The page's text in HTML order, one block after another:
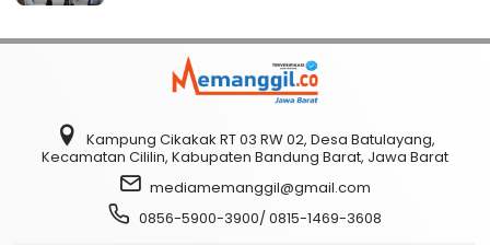
Kampung Cikakak RT 03 RW 02, Desa Batulayang,
Kecamatan Cililin, Kabupaten Bandung Barat, Jawa Barat
mediamemanggil@gmail.com
0856-5900-3900/ 0815-1469-3608